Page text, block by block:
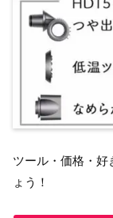
ツール・価格・好
ょう！